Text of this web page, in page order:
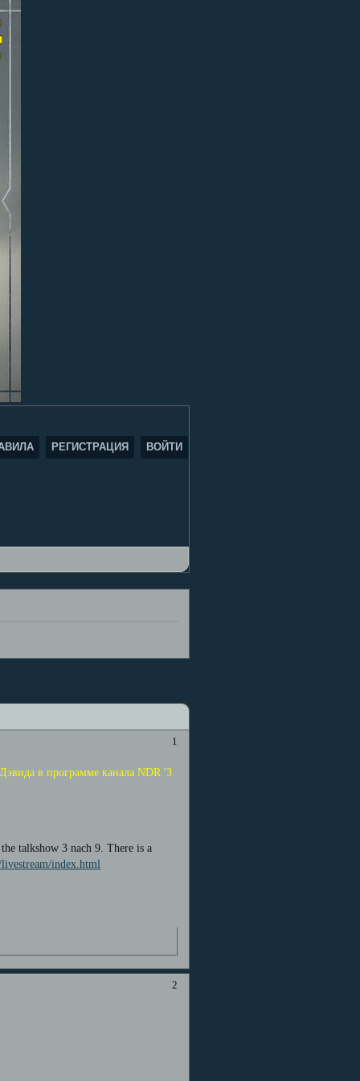
РЕГИСТРАЦИЯ ВОЙТИ
1
в программе канала NDR '3
talkshow 3 nach 9. There is a
index.html
2